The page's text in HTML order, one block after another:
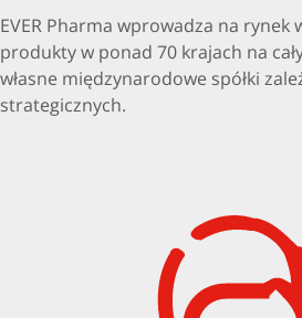
EVER Pharma wprowadza na rynek
produkty w ponad 70 krajach na
własne międzynarodowe spółki
strategicznych.